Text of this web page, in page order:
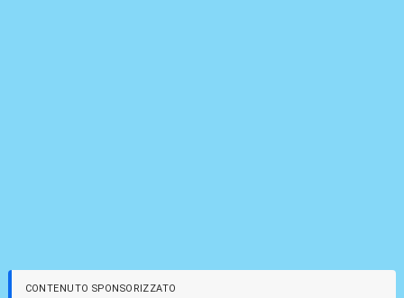
CONTENUTO SPONSORIZZATO